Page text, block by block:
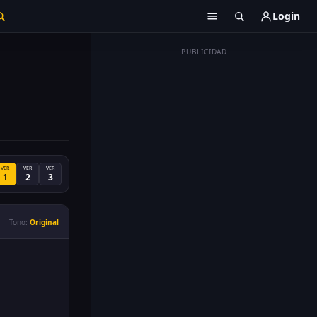
Login
PUBLICIDAD
VER
1
VER
2
VER
3
Tono: Original